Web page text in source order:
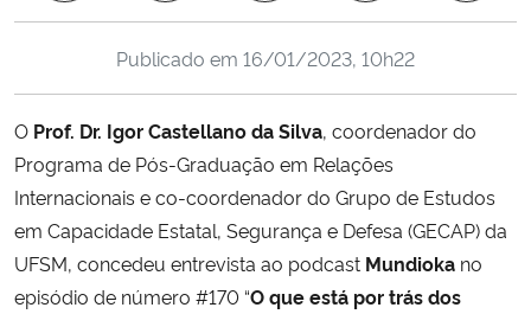
Ministério do Desenvolvimento Regional
Ministério da Mulher, da Família e dos Direitos Humanos
Secretaria-Geral
Secretaria de Governo
Publicado em 16/01/2023, 10h22
O Prof. Dr. Igor Castellano da Silva, coordenador do
Programa de Pós-Graduação em Relações
Internacionais e co-coordenador do Grupo de Estudos
em Capacidade Estatal, Segurança e Defesa (GECAP) da
UFSM, concedeu entrevista ao podcast Mundioka no
episódio de número #170 “O que está por trás dos